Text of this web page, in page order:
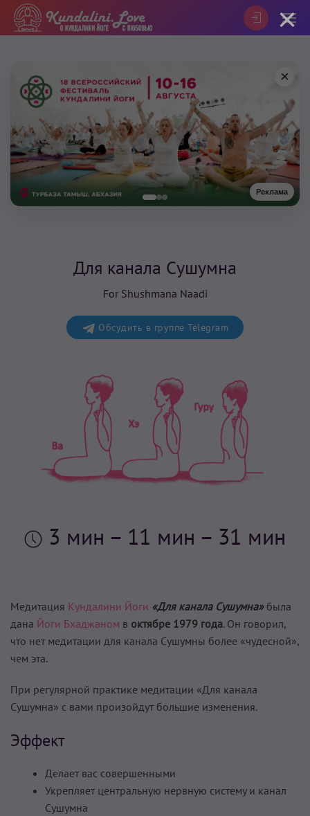
Реклама
×
Для канала Сушумна
For Shushmana Naadi
Обсудить в группе Telegram
3 мин – 11 мин – 31 мин
Медитация Кундалини Йоги «Для канала Сушумна»была
дана Йоги Бхаджаном в октябре 1979 года. Он говорил,
что нет медитации для канала Сушумны более «чудесной»,
чем эта.
При регулярной практике медитации «Для канала
Сушумна» с вами произойдут большие изменения.
Эффект
Делает вас совершенными
Укрепляет центральную нервную систему и канал
Сушумна
×